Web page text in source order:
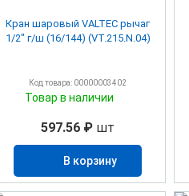
Кран шаровый VALTEC рычаг
1/2" г/ш (16/144) (VT.215.N.04)
Код товара: 00000003402
Товар в наличии
597.56 ₽ шт
В корзину